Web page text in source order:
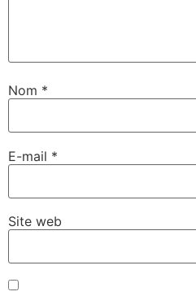
Nom *
E-mail *
Site web